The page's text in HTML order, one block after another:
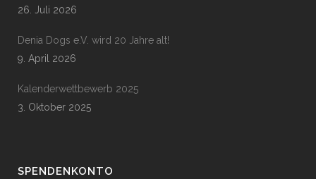
26. Juli 2026
Denia Dogs e.V. wird 20 Jahre alt!
9. April 2026
Kalenderwettbewerb 2025
3. Oktober 2025
SPENDENKONTO